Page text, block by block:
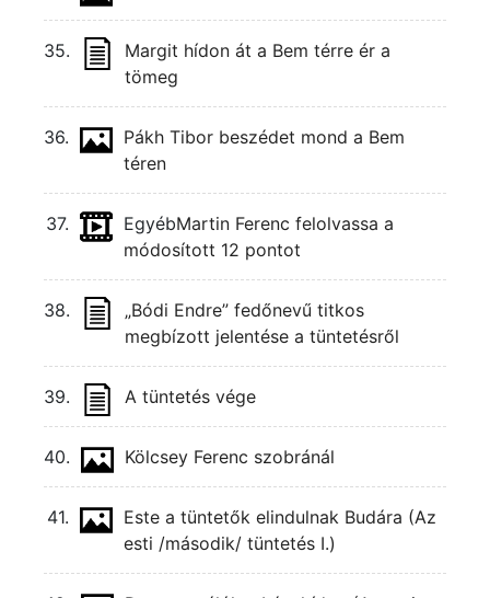
35.
Margit hídon át a Bem térre ér a
tömeg
36.
Pákh Tibor beszédet mond a Bem
téren
37. EgyébMartin Ferenc felolvassa a
módosított 12 pontot
38.
„Bódi Endre” fedőnevű titkos
megbízott jelentése a tüntetésről
39. A tüntetés vége
40. Kölcsey Ferenc szobránál
41.
Este a tüntetők elindulnak Budára (Az
esti /második/ tüntetés I.)